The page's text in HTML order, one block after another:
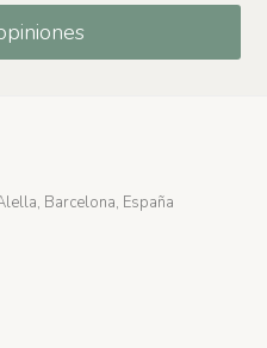
Barcelona, España